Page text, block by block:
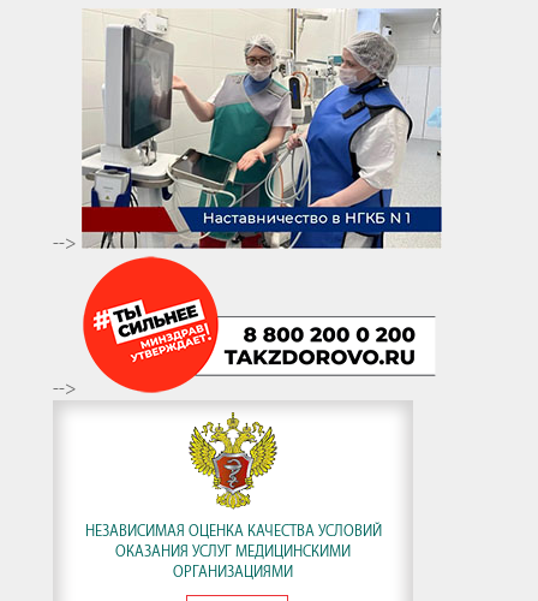
-->
-->
НЕЗАВИСИМАЯ ОЦЕНКА КАЧЕСТВА УСЛОВИЙ
ОКАЗАНИЯ УСЛУГ МЕДИЦИНСКИМИ
ОРГАНИЗАЦИЯМИ